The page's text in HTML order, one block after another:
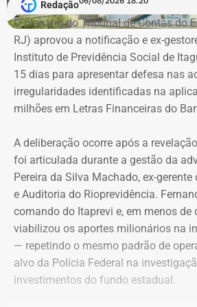
Brasil, Alex Ofredi Melim aparece
Melim Corretora de Seguros Ltda.,
setor de seguros e planos de saúde.
Declaração de bens de Alex Melim
Reprodução/
Redação
O plenário do Tribunal de Contas do
RJ) aprovou a notificação e ex-
Instituto de Previdência Social de
15 dias para apresentar defesa nas
irregularidades identificadas na
milhões em Letras Financeiras do
A deliberação ocorre após a
foi articulada durante a gestão da
Pereira da Silva Machado, ex-gerente
e Auditoria do Rioprevidência.
comando do Itaprevi e, em menos de
viabilizou os aportes milionários na
— repetindo o mesmo padrão de
alvo da Polícia Federal na
investimentos do fundo estadual.